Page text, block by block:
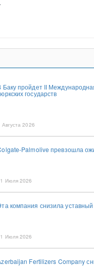
Баку пройдет II
государств
Августа 2026
Palmolive превзошла
Июля 2026
компания снизила
Июля 2026
Fertilizers Company